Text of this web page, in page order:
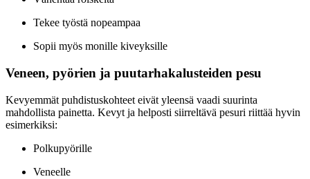
Tekee työstä nopeampaa
Sopii myös monille kiveyksille
Veneen, pyörien ja puutarhakalusteiden pesu
Kevyemmät puhdistuskohteet eivät yleensä vaadi suurinta
mahdollista painetta. Kevyt ja helposti siirreltävä pesuri riittää hyvin
esimerkiksi:
Polkupyörille
Veneelle